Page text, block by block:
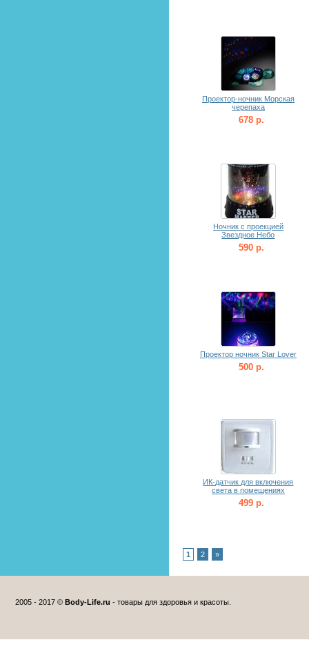
Проектор-ночник Морская
черепаха
678 р.
Ночник с проекцией
Звездное Небо
590 р.
Проектор ночник Star Lover
500 р.
ИК-датчик для включения
света в помещениях
499 р.
1 2 »
2005 - 2017 © Body-Life.ru - товары для здоровья и красоты.